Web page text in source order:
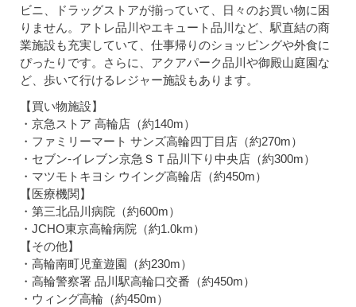
ビニ、ドラッグストアが揃っていて、日々のお買い物に困
りません。アトレ品川やエキュート品川など、駅直結の商
業施設も充実していて、仕事帰りのショッピングや外食に
ぴったりです。さらに、アクアパーク品川や御殿山庭園な
ど、歩いて行けるレジャー施設もあります。
【買い物施設】
・京急ストア 高輪店（約140m）
・ファミリーマート サンズ高輪四丁目店（約270m）
・セブン-イレブン京急ＳＴ品川下り中央店（約300m）
・マツモトキヨシ ウイング高輪店（約450m）
【医療機関】
・第三北品川病院（約600m）
・JCHO東京高輪病院（約1.0km）
【その他】
・高輪南町児童遊園（約230m）
・高輪警察署 品川駅高輪口交番（約450m）
・ウィング高輪（約450m）